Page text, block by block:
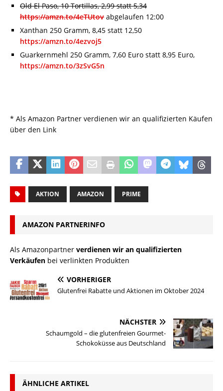
Old El Paso, 10 Tortillas, 2,99 statt 5,34
https://amzn.to/4eTUtov abgelaufen 12:00
Xanthan 250 Gramm, 8,45 statt 12,50
https://amzn.to/4ezvoj5
Guarkernmehl 250 Gramm, 7,60 Euro statt 8,95 Euro,
https://amzn.to/3zSvG5n
* Als Amazon Partner verdienen wir an qualifizierten Käufen
über den Link
AKTION AMAZON PRIME
AMAZON PARTNERINFO
Als Amazonpartner verdienen wir an qualifizierten
Verkäufen bei verlinkten Produkten
VORHERIGER
Glutenfrei Rabatte und Aktionen im Oktober 2024
NÄCHSTER
Schaumgold – die glutenfreien Gourmet-
Schokoküsse aus Deutschland
ÄHNLICHE ARTIKEL